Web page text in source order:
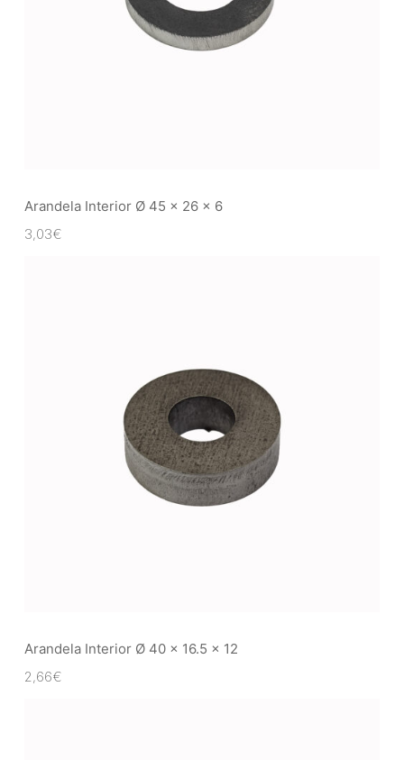
Arandela Interior Ø 45 x 26 x 6
3,03€
Arandela Interior Ø 40 x 16.5 x 12
2,66€